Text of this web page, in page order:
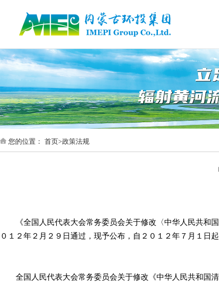
首页
您的位置： 首页>政策法规
《全国人民代表大会常务委员会关于修改〈中华人民共和国
０１２年２月２９日通过，现予公布，自２０１２年７月１日
全国人民代表大会常务委员会关于修改《中华人民共和国